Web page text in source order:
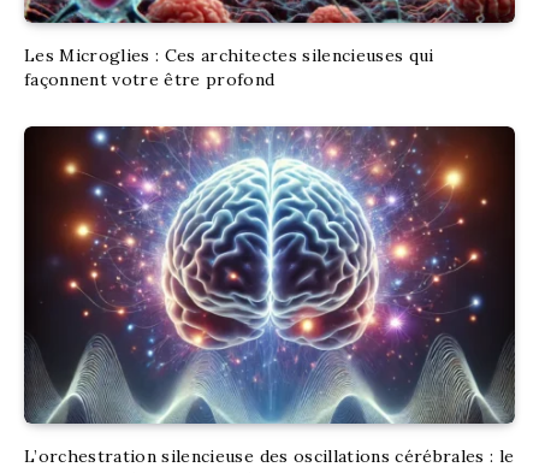
Les Microglies : Ces architectes silencieuses qui
façonnent votre être profond
L’orchestration silencieuse des oscillations cérébrales : le